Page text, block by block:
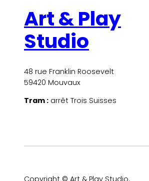
Art & Play
Studio
48 rue Franklin Roosevelt
59420 Mouvaux
Tram : arrêt Trois Suisses